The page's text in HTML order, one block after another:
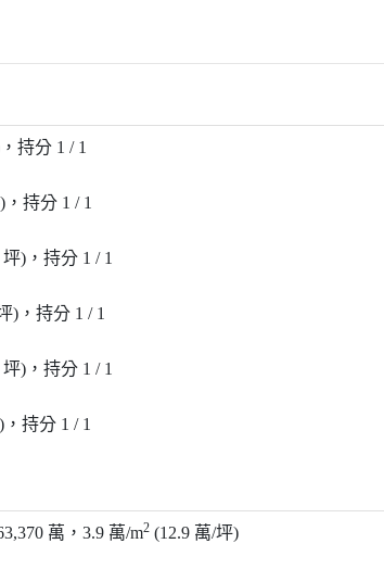
持分 1 / 1
，持分 1 / 1
坪)，持分 1 / 1
)，持分 1 / 1
坪)，持分 1 / 1
，持分 1 / 1
萬，3.9 萬/m2 (12.9 萬/坪)